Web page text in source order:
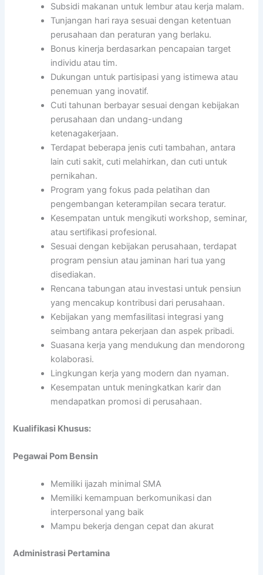
Subsidi makanan untuk lembur atau kerja malam.
Tunjangan hari raya sesuai dengan ketentuan
perusahaan dan peraturan yang berlaku.
Bonus kinerja berdasarkan pencapaian target
individu atau tim.
Dukungan untuk partisipasi yang istimewa atau
penemuan yang inovatif.
Cuti tahunan berbayar sesuai dengan kebijakan
perusahaan dan undang-undang
ketenagakerjaan.
Terdapat beberapa jenis cuti tambahan, antara
lain cuti sakit, cuti melahirkan, dan cuti untuk
pernikahan.
Program yang fokus pada pelatihan dan
pengembangan keterampilan secara teratur.
Kesempatan untuk mengikuti workshop, seminar,
atau sertifikasi profesional.
Sesuai dengan kebijakan perusahaan, terdapat
program pensiun atau jaminan hari tua yang
disediakan.
Rencana tabungan atau investasi untuk pensiun
yang mencakup kontribusi dari perusahaan.
Kebijakan yang memfasilitasi integrasi yang
seimbang antara pekerjaan dan aspek pribadi.
Suasana kerja yang mendukung dan mendorong
kolaborasi.
Lingkungan kerja yang modern dan nyaman.
Kesempatan untuk meningkatkan karir dan
mendapatkan promosi di perusahaan.
Kualifikasi Khusus:
Pegawai Pom Bensin
Memiliki ijazah minimal SMA
Memiliki kemampuan berkomunikasi dan
interpersonal yang baik
Mampu bekerja dengan cepat dan akurat
Administrasi Pertamina